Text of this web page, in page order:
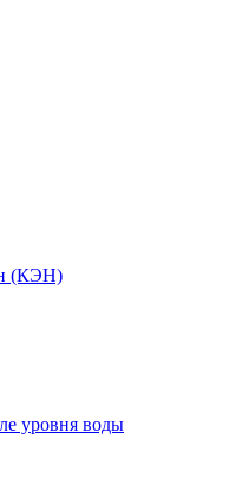
(КЭН)
уровня воды